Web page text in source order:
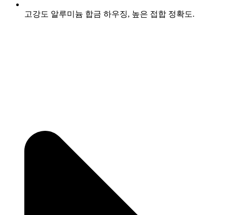
고강도 알루미늄 합금 하우징, 높은 접합 정확도.